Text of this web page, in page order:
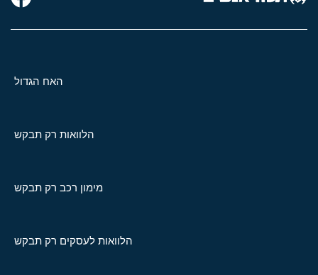
האח הגדול
הלוואות רק תבקש
מימון רכב רק תבקש
הלוואות לעסקים רק תבקש